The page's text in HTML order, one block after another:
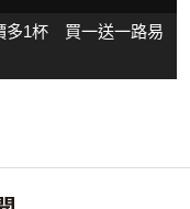
多1杯 買一送一路易